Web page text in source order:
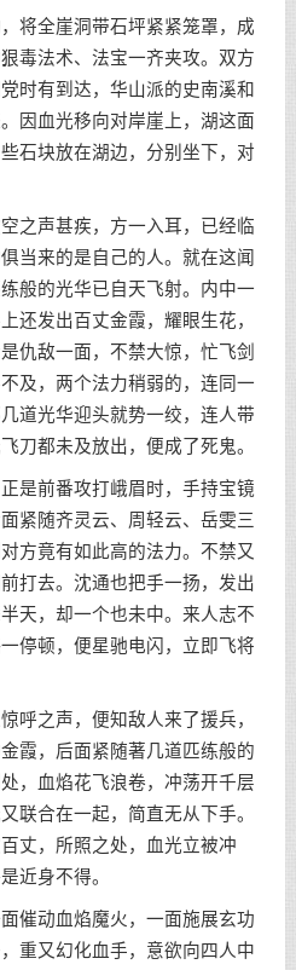
全崖洞带石坪紧紧笼罩，成
毒法术、法宝一齐夹攻。双方
时有到达，华山派的史南溪和
因血光移向对岸崖上，湖这面
石块放在湖边，分别坐下，对
声甚疾，方一入耳，已经临
当来的是自己的人。就在这闻
般的光华已自天飞射。内中一
还发出百丈金霞，耀眼生花，
仇敌一面，不禁大惊，忙飞剑
及，两个法力稍弱的，连同一
道光华迎头就势一绞，连人带
刀都未及放出，便成了死鬼。
前番攻打峨眉时，手持宝镜
紧随齐灵云、周轻云、岳雯三
方竟有如此高的法力。不禁又
打去。沈通也把手一扬，发出
天，却一个也未中。来人志不
停顿，便星驰电闪，立即飞将
之声，便知敌人来了援兵，
霞，后面紧随著几道匹练般的
，血焰花飞浪卷，冲荡开千层
联合在一起，简直无从下手。
丈，所照之处，血光立被冲
近身不得。
动血焰魔火，一面施展玄功
重又幻化血手，意欲向四人中